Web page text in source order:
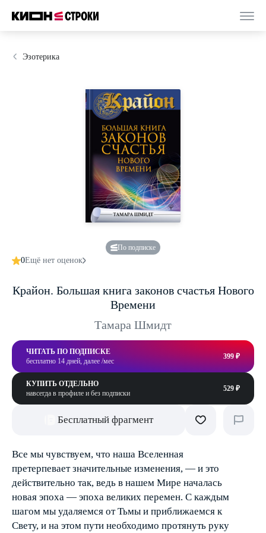
Эзотерика
По подписке
0Ещё нет оценок
Крайон. Большая книга законов счастья Нового
Времени
Тамара Шмидт
ЧИТАТЬ ПО ПОДПИСКЕ
бесплатно 14 дней, далее /мес
399 ₽
КУПИТЬ ОТДЕЛЬНО
навсегда в профиле и без подписки
529 ₽
Бесплатный фрагмент
Все мы чувствуем, что наша Вселенная
претерпевает значительные изменения, — и это
действительно так, ведь в нашем Мире началась
новая эпоха — эпоха великих перемен. С каждым
шагом мы удаляемся от Тьмы и приближаемся к
Свету, и на этом пути необходимо протянуть руку